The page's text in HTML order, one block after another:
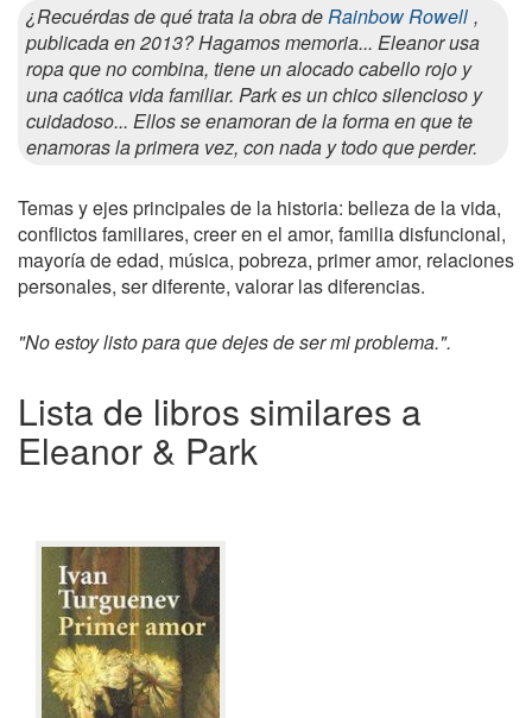
¿Recuérdas de qué trata la obra deRainbow Rowell ,
publicada en 2013? Hagamos memoria... Eleanor usa
ropa que no combina, tiene un alocado cabello rojo y
una caótica vida familiar. Park es un chico silencioso y
cuidadoso... Ellos se enamoran de la forma en que te
enamoras la primera vez, con nada y todo que perder.
Temas y ejes principales de la historia: belleza de la vida,
conflictos familiares, creer en el amor, familia disfuncional,
mayoría de edad, música, pobreza, primer amor, relaciones
personales, ser diferente, valorar las diferencias.
"No estoy listo para que dejes de ser mi problema.".
Lista de libros similares a
Eleanor & Park